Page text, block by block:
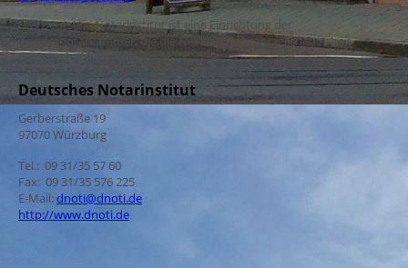
Das Deutsche Notarinstitut ist eine Einrichtung der
Bundesnotarkammer, die die Notare bei ihrer täglichen Arbeit
wissenschaftlich unterstützt.
Deutsches Notarinstitut
Gerberstraße 19
97070 Würzburg
Tel.: 09 31/35 57 60
Fax: 09 31/35 576 225
E-Mail:dnoti@dnoti.de
http://www.dnoti.de